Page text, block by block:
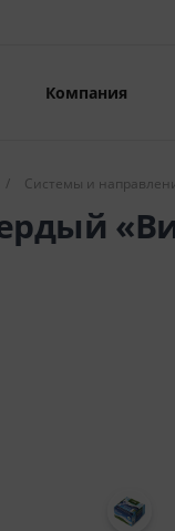
Компания
/ Системы и